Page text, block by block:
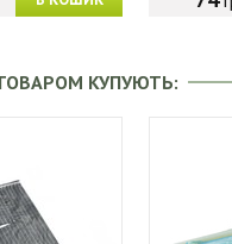
КУПУЮТЬ: